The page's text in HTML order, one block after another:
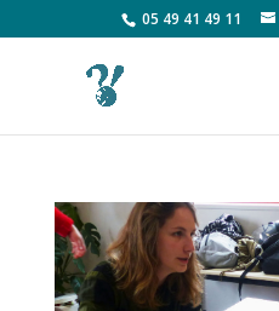
05 49 41 49 11